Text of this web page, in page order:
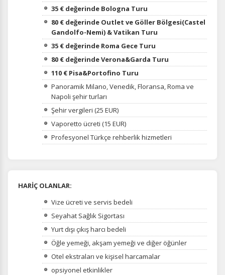
35 € değerinde Bologna Turu
80 € değerinde Outlet ve Göller Bölgesi(Castel
Gandolfo-Nemi) & Vatikan Turu
35 € değerinde Roma Gece Turu
80 € değerinde Verona&Garda Turu
110 € Pisa&Portofino Turu
Panoramik Milano, Venedik, Floransa, Roma ve
Napoli şehir turları
Şehir vergileri (25 EUR)
Vaporetto ücreti (15 EUR)
Profesyonel Türkçe rehberlik hizmetleri
HARİÇ OLANLAR:
Vize ücreti ve servis bedeli
Seyahat Sağlık Sigortası
Yurt dışı çıkış harcı bedeli
Öğle yemeği, akşam yemeği ve diğer öğünler
Otel ekstraları ve kişisel harcamalar
opsiyonel etkinlikler